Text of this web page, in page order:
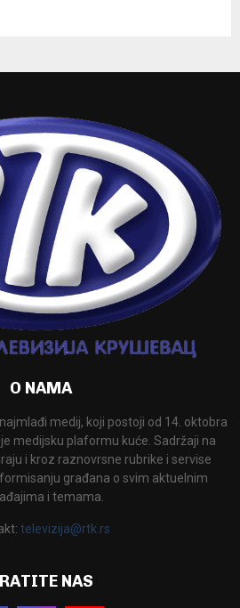
O NAMA
medij, koji postoji od 14. oktobra
medijsku plaformu kuće. Sadržaji na
i kroz raznovrsne rubrike i servise
građana o svim aktuelnim
i temama.
televizija@rtk.rs
NAS